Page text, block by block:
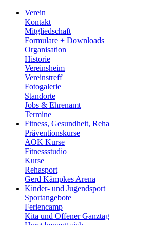
Verein
Kontakt
Mitgliedschaft
Formulare + Downloads
Organisation
Historie
Vereinsheim
Vereinstreff
Fotogalerie
Standorte
Jobs & Ehrenamt
Termine
Fitness, Gesundheit, Reha
Präventionskurse
AOK Kurse
Fitnessstudio
Kurse
Rehasport
Gerd Kämpkes Arena
Kinder- und Jugendsport
Sportangebote
Feriencamp
Kita und Offener Ganztag